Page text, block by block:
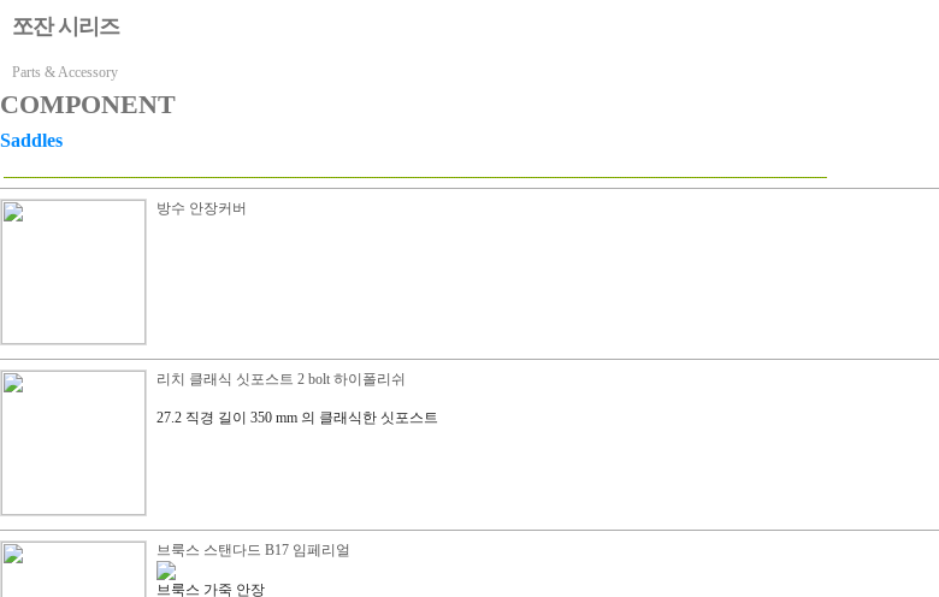
쪼잔 시리즈
Parts & Accessory
COMPONENT
Saddles
방수 안장커버
리치 클래식 싯포스트 2 bolt 하이폴리쉬
27.2 직경 길이 350 mm 의 클래식한 싯포스트
브룩스 스탠다드 B17 임페리얼
브룩스 가죽 안장